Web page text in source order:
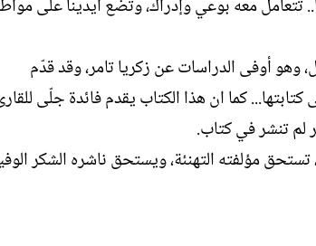
تتعامل معه بوعي وإدراك، وتضع أيدينا على
وهو أوفى الدراسات عن زكريا تامر، وقد قدّم
كما ان هذا الكتاب يقدم فائدة جلّى
لم تنشر في كتاب.
مؤلفته التهنئة، ويستحق ناشره الشكر